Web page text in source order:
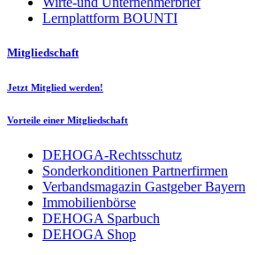
Lernplattform BOUNTI
Mitgliedschaft
Jetzt Mitglied werden!
Vorteile einer Mitgliedschaft
DEHOGA-Rechtsschutz
Sonderkonditionen Partnerfirmen
Verbandsmagazin Gastgeber Bayern
Immobilienbörse
DEHOGA Sparbuch
DEHOGA Shop